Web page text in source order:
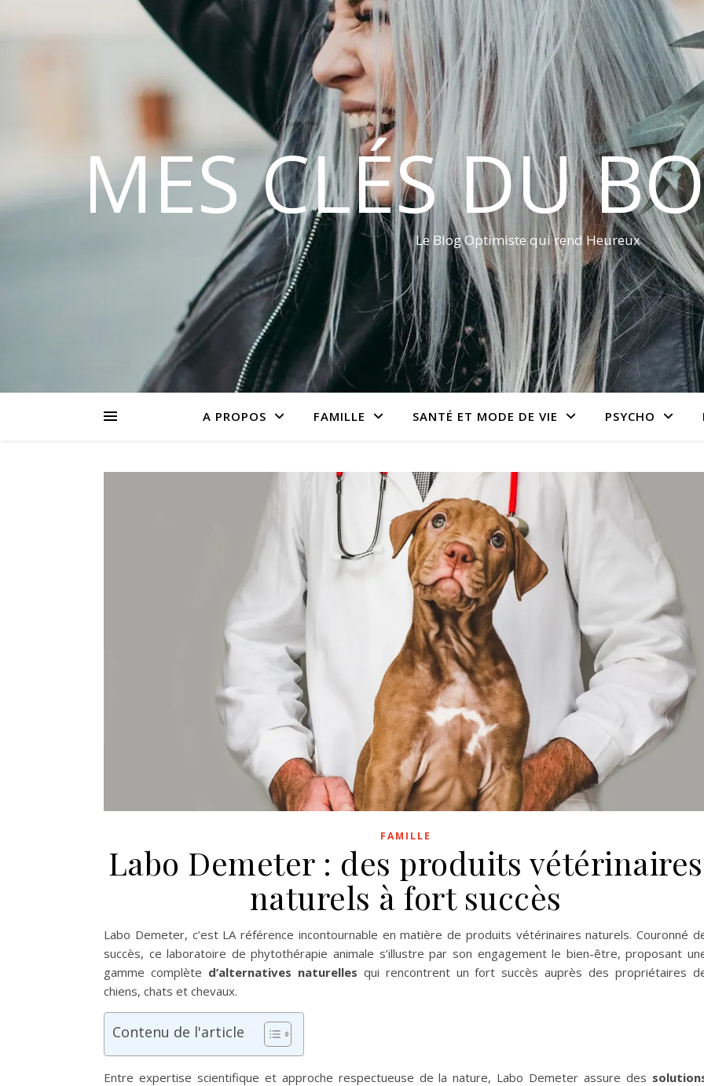
MES CLÉS DU
Le Blog Optimiste qui rend Heureux
A PROPOS FAMILLE SANTÉ ET MODE DE VIE PSYCHO
FAMILLE
Labo Demeter : des produits vétérinaires
naturels à fort succès
Labo Demeter, c’est LA référence incontournable en matière de produits vétérinaires naturels. Couronné
succès, ce laboratoire de phytothérapie animale s’illustre par son engagement le bien-être, proposant
gamme complète d’alternatives naturelles qui rencontrent un fort succès auprès des propriétaires
chiens, chats et chevaux.
Contenu de l'article
Entre expertise scientifique et approche respectueuse de la nature, Labo Demeter assure des